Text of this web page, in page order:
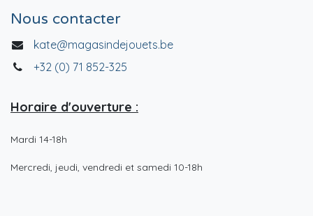
Nous contacter
kate@magasindejouets.be
+32 (0) 71 852-325
Horaire d'ouverture :
Mardi 14-18h
Mercredi, jeudi, vendredi et samedi 10-18h